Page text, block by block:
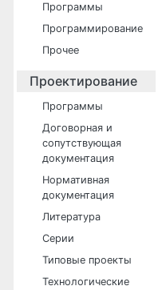
Программы
Программирование
Прочее
Проектирование
Программы
Договорная и
сопутствующая
документация
Нормативная
документация
Литература
Серии
Типовые проекты
Технологические